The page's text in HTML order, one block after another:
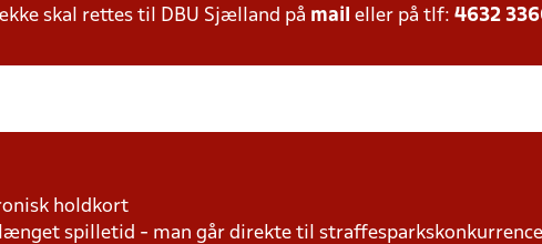
skal rettes til DBU Sjælland på mail eller på tlf: 4632
holdkort
spilletid - man går direkte til